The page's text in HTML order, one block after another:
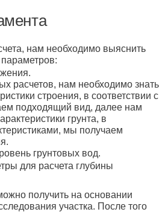
нам необходимо выяснить
расчетов, нам необходимо знать
строения, в соответствии с
подходящий вид, далее нам
грунта, в
мы получаем
грунтовых вод.
для расчета глубины
получить на основании
участка. После того